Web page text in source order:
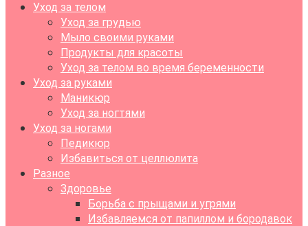
Уход за телом
Уход за грудью
Мыло своими руками
Продукты для красоты
Уход за телом во время беременности
Уход за руками
Маникюр
Уход за ногтями
Уход за ногами
Педикюр
Избавиться от целлюлита
Разное
Здоровье
Борьба с прыщами и угрями
Избавляемся от папиллом и бородавок